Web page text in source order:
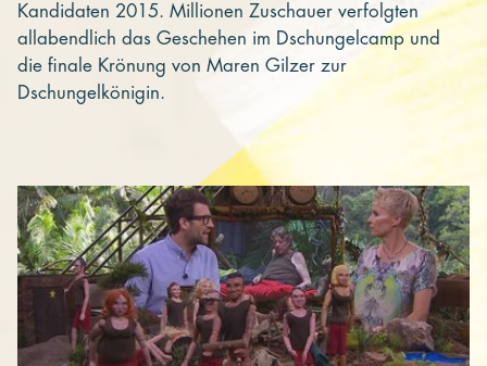
Kandidaten 2015. Millionen Zuschauer verfolgten
allabendlich das Geschehen im Dschungelcamp und
die finale Krönung von Maren Gilzer zur
Dschungelkönigin.